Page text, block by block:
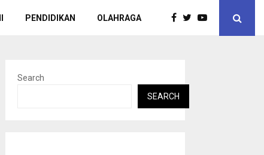
PENDIDIKAN OLAHRAGA
Search
SEARCH